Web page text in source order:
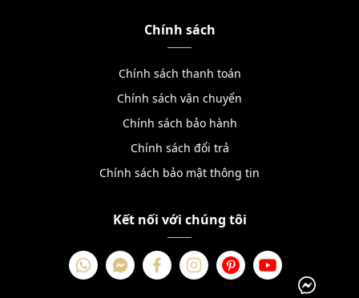
Chính sách
Chính sách thanh toán
Chính sách vận chuyển
Chính sách bảo hành
Chính sách đổi trả
Chính sách bảo mật thông tin
Kết nối với chúng tôi